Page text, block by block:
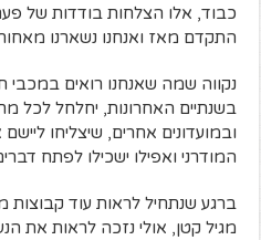
כבוד, אלו הצלחות בודדות של
התקדם מאז ואנחנו נשארנו
נקווה שמה שאנחנו רואים
בשנתיים האחרונות, יחלחל לכל
ובמועדונים אחרים, שיצליחו
המודרני ואפילו ישכילו לפתח
ברגע שנתחיל לראות עוד
מגיל קטן, אולי נזכה לראות את